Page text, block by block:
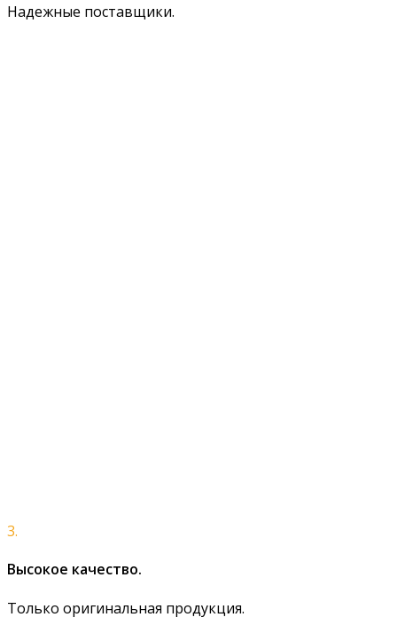
Надежные поставщики.
3.
Высокое качество.
Только оригинальная продукция.